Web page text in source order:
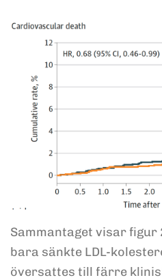
Sammantaget visar
bara sänkte LDL-
översattes till färre